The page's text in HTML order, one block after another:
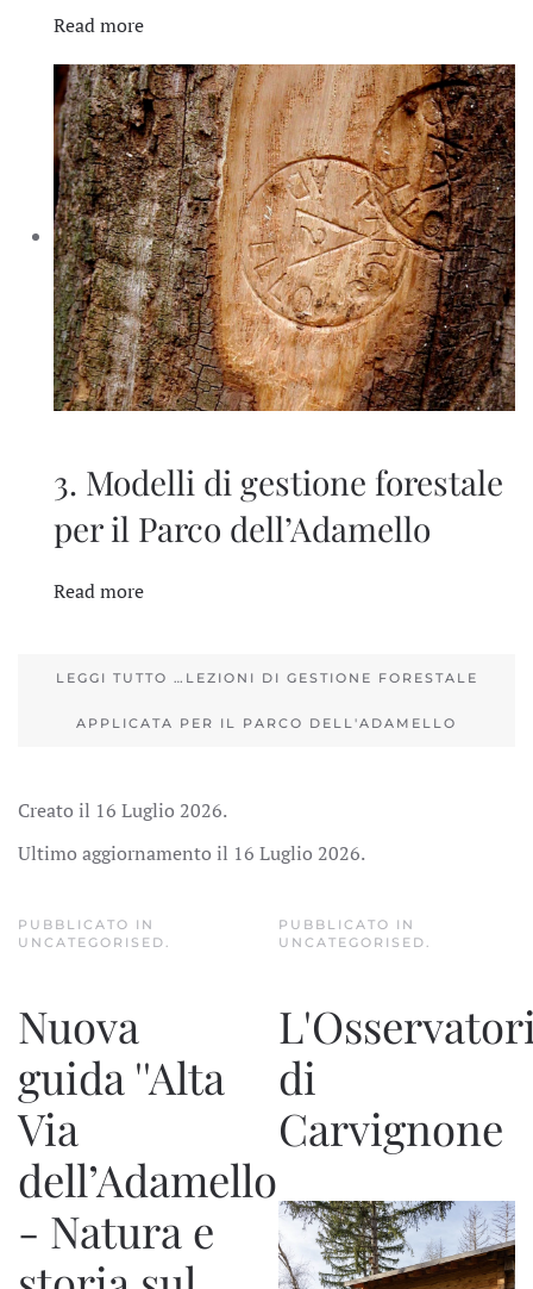
Read more
3. Modelli di gestione forestale
per il Parco dell’Adamello
Read more
LEGGI TUTTO …LEZIONI DI GESTIONE FORESTALE
APPLICATA PER IL PARCO DELL'ADAMELLO
Creato il 16 Luglio 2026.
Ultimo aggiornamento il 16 Luglio 2026.
PUBBLICATO IN
UNCATEGORISED.
Nuova
guida ''Alta
Via
dell’Adamello
- Natura e
PUBBLICATO IN
UNCATEGORISED.
di
Carvignone